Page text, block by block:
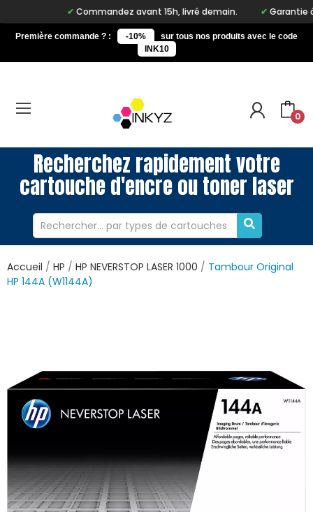
Commandez avant 15h, livré demain. Garantie à
Première commande ? : -10%
sur tous nos produits avec le code
INK10
0
Recherchez rapidement votre
cartouche d'encre ou toner laser
Accueil HP HP NEVERSTOP LASER 1000
Tambour Original
HP 144A (W1144A)